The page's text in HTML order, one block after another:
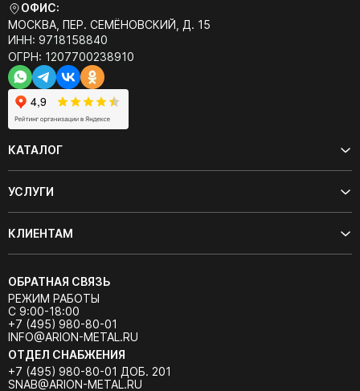
ОФИС:
МОСКВА, ПЕР. СЕМЁНОВСКИЙ, Д. 15
ИНН: 9718158840
ОГРН: 1207700238910
КАТАЛОГ
УСЛУГИ
КЛИЕНТАМ
ОБРАТНАЯ СВЯЗЬ
РЕЖИМ РАБОТЫ
С 9:00-18:00
+7 (495) 980-80-01
INFO@ARION-METAL.RU
ОТДЕЛ СНАБЖЕНИЯ
+7 (495) 980-80-01 ДОБ. 201
SNAB@ARION-METAL.RU